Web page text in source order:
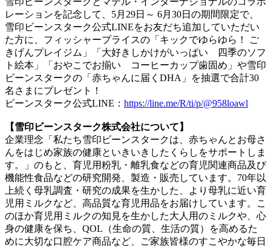
レーションを記念して、5月29日～ 6月30日の期間限定で、
雪印ビーンスターク公式LINEをお友だち追加していただい
た方に、フィッシャープライスの「キックでゆらゆら！ ご
きげんプレイジム」「大好きしかけがいっぱい 四季のソフ
ト絵本」「おやこでお揃い コーヒーカップ歯固め」や雪印
ビーンスタークの「赤ちゃんに届くDHA」を抽選で合計30
名さまにプレゼント！
ビーンスターク公式LINE： https://line.me/R/ti/p/@958loawl
【雪印ビーンスターク株式会社について】
企業理念「私たち雪印ビーンスタークは、赤ちゃんとお母さ
んをはじめ家族の健康といきいきしたくらしをサポートしま
す。」のもと、育児用粉乳・離乳食などの育児関連商品及び
機能性食品などの研究開発、製造・販売しています。70年以
上続く母乳調査・研究の成果を生かした、より母乳に近い育
児用ミルクなど、高品質な育児用品をお届けしています。こ
のほか育児用ミルクの知見を生かした大人用のミルクや、心
身の健康を保ち、QOL（生命の質、生活の質）を高めるた
めに大切な口腔ケア商品など、ご家族皆様のすこやかな毎日